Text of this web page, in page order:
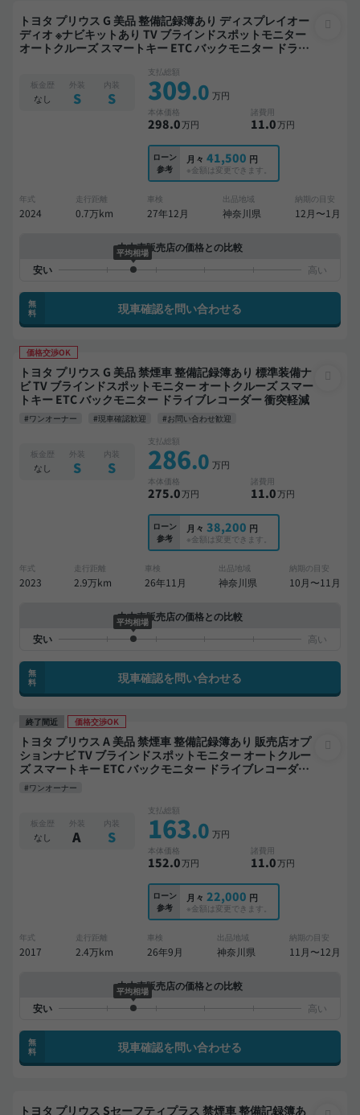
トヨタ プリウス G 美品 整備記録簿あり ディスプレイオー
ディオ ※ナビキットあり TV ブラインドスポットモニター
オートクルーズ スマートキー ETC バックモニター ドライ
板金歴
なし
外装
S
内装
S
支払総額
309.0 万円
本体価格
298.0万円
諸費用
11.0万円
ローン
参考
月々 41,500 円
※金額は変更できます。
年式
2024
走行距離
0.7万km
車検
27年12月
出品地域
神奈川県
納期の目安
12月〜1月
中古車販売店の価格との比較
平均相場
無
料
現車確認を問い合わせる
価格交渉OK
トヨタ プリウス G 美品 禁煙車 整備記録簿あり 標準装備ナ
ビ TV ブラインドスポットモニター オートクルーズ スマー
トキー ETC バックモニター ドライブレコーダー 衝突軽減
#ワンオーナー #現車確認歓迎 #お問い合わせ歓迎
板金歴
なし
外装
S
内装
S
支払総額
286.0 万円
本体価格
275.0万円
諸費用
11.0万円
ローン
参考
月々 38,200 円
※金額は変更できます。
年式
2023
走行距離
2.9万km
車検
26年11月
出品地域
神奈川県
納期の目安
10月〜11月
中古車販売店の価格との比較
平均相場
無
料
現車確認を問い合わせる
終了間近 価格交渉OK
トヨタ プリウス A 美品 禁煙車 整備記録簿あり 販売店オプ
ションナビ TV ブラインドスポットモニター オートクルー
ズ スマートキー ETC バックモニター ドライブレコーダー
衝突軽減
#ワンオーナー
板金歴
なし
外装
A
内装
S
支払総額
163.0 万円
本体価格
152.0万円
諸費用
11.0万円
ローン
参考
月々 22,000 円
※金額は変更できます。
年式
2017
走行距離
2.4万km
車検
26年9月
出品地域
神奈川県
納期の目安
11月〜12月
中古車販売店の価格との比較
平均相場
無
料
現車確認を問い合わせる
トヨタ プリウス Sセーフティプラス 禁煙車 整備記録簿あ